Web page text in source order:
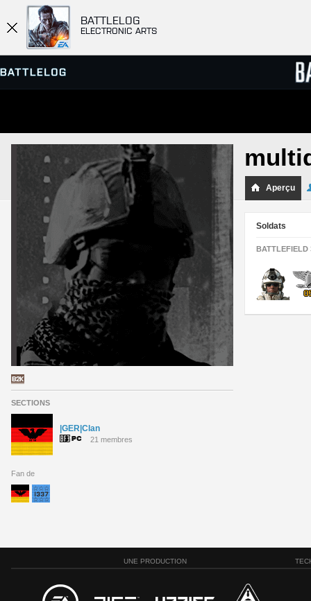
BATTLELOG
ELECTRONIC ARTS
SERVEURS
PARTIES
SECTIONS
|GER|Clan
21 membres
Fan de
Aperçu
Soldats
BATTLEFIELD
UNE PRODUCTION